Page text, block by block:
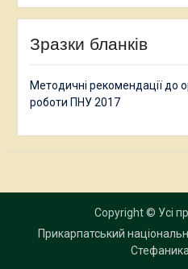
Зразки бланків
Методичні рекомендації до
роботи ПНУ 2017
Copyright © Усі
Прикарпатський
Стефаника